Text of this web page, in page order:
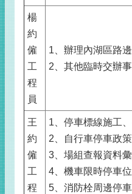
楊
約
僱
工
程
員
1、辦理內湖區路
2、其他臨時交辦事
王
約
僱
工
程
1、停車標線施工
2、自行車停車政
3、場組查報資料
4、機車限時停車位
5、消防栓周邊停